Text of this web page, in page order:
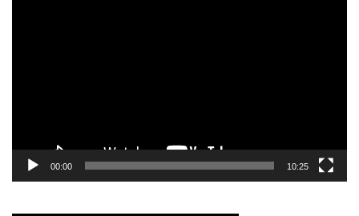
00:00 10:25